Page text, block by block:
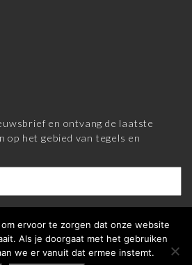
en ontvang de laatste
op het gebied van tegels en
Sanitair |Algemene voorwaarden
ervoor te zorgen dat onze website
Als je doorgaat met het gebruiken
we er vanuit dat ermee instemt.